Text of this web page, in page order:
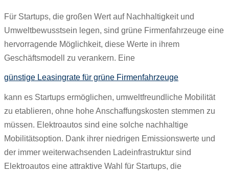
Für Startups, die großen Wert auf Nachhaltigkeit und
Umweltbewusstsein legen, sind grüne Firmenfahrzeuge eine
hervorragende Möglichkeit, diese Werte in ihrem
Geschäftsmodell zu verankern. Eine
günstige Leasingrate für grüne Firmenfahrzeuge
kann es Startups ermöglichen, umweltfreundliche Mobilität
zu etablieren, ohne hohe Anschaffungskosten stemmen zu
müssen. Elektroautos sind eine solche nachhaltige
Mobilitätsoption. Dank ihrer niedrigen Emissionswerte und
der immer weiterwachsenden Ladeinfrastruktur sind
Elektroautos eine attraktive Wahl für Startups, die